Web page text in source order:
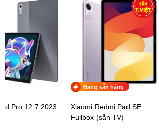
Pro 12.7 2023
Xiaomi Redmi Pad SE
Fullbox (sẵn TV)
Đang sẵn hàng